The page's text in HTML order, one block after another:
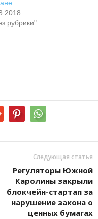
рубрики"
Следующая статья
Регуляторы Южной
Каролины закрыли
блокчейн-стартап за
нарушение закона о
ценных бумагах